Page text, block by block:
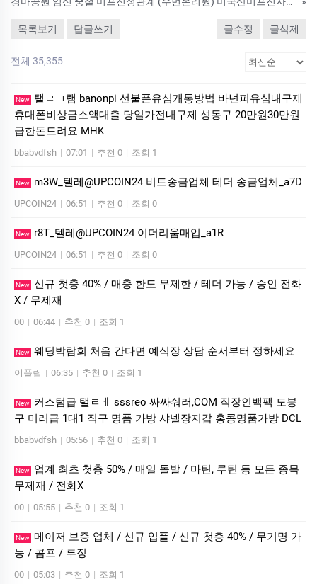
목록보기 답글쓰기 글수정 글삭제
전체 35,355
New
탤ㄹㄱ램 banonpi 선불폰유심개통방법 바넌피유심내구제
휴대폰비상금소액대출 당일가전내구제 성동구 20만원30만원
급한돈드려요 MHK
bbabvdfsh | 07:01 | 추천 0 | 조회 1
New m3W_텔레@UPCOIN24 비트송금업체 테더 송금업체_a7D
UPCOIN24 | 06:51 | 추천 0 | 조회 0
New r8T_텔레@UPCOIN24 이더리움매입_a1R
UPCOIN24 | 06:51 | 추천 0 | 조회 0
New
신규 첫충 40% / 매충 한도 무제한 / 테더 가능 / 승인 전화
X / 무제재
00 | 06:44 | 추천 0 | 조회 1
New 웨딩박람회 처음 간다면 예식장 상담 순서부터 정하세요
이플립 | 06:35 | 추천 0 | 조회 1
New
커스텀급 탤ㄹㅔ sssreo 싸싸숴러,COM 직장인백팩 도봉
구 미러급 1대1 직구 명품 가방 샤넬장지갑 홍콩명품가방 DCL
bbabvdfsh | 05:56 | 추천 0 | 조회 1
New
업계 최초 첫충 50% / 매일 돌발 / 마틴, 루틴 등 모든 종목
무제재 / 전화X
00 | 05:55 | 추천 0 | 조회 1
New 메이저 보증 업체 / 신규 입플 / 신규 첫충 40% / 무기명 가
능 / 콤프 / 루징
00 | 05:03 | 추천 0 | 조회 1